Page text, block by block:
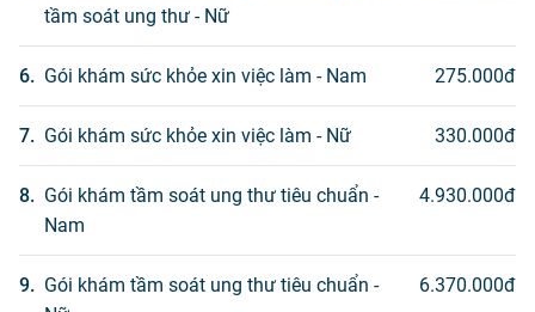
tầm soát ung thư - Nữ
6. Gói khám sức khỏe xin việc làm - Nam 275.000đ
7. Gói khám sức khỏe xin việc làm - Nữ 330.000đ
8. Gói khám tầm soát ung thư tiêu chuẩn -
Nam
4.930.000đ
9. Gói khám tầm soát ung thư tiêu chuẩn -
6.370.000đ